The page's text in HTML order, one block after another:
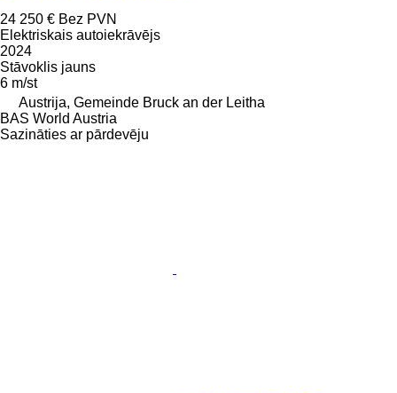
24 250 € Bez PVN
Elektriskais autoiekrāvējs
2024
Stāvoklis jauns
6 m/st
Austrija, Gemeinde Bruck an der Leitha
BAS World Austria
Sazināties ar pārdevēju